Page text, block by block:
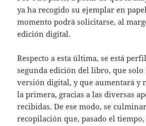
ya ha recogido su ejemplar en
momento podrá solicitarse, al
edición digital.
Respecto a esta última, se está
segunda edición del libro, que solo
versión digital, y que aumentará y
la primera, gracias a las diversas
recibidas. De ese modo, se
recopilación que, pasado el